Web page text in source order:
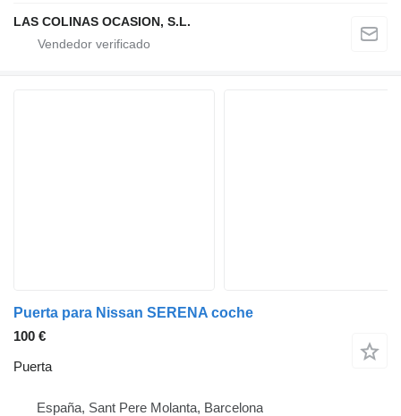
LAS COLINAS OCASION, S.L.
Puerta para Nissan SERENA coche
100 €
Puerta
España, Sant Pere Molanta, Barcelona